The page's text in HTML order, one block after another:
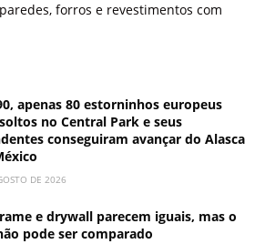
forros e revestimentos com
apenas 80 estorninhos europeus
no Central Park e seus
conseguiram avançar do Alasca
DE 2026
e drywall parecem iguais, mas o
pode ser comparado